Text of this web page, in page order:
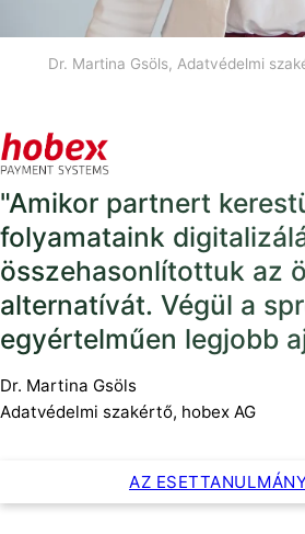
Dr. Martina Gsöls, Adatvédelmi
"Amikor partnert
folyamataink
összehasonlítottuk az
alternatívát. Végül a
egyértelműen legjobb
Dr. Martina Gsöls
Adatvédelmi szakértő, hobex AG
AZ